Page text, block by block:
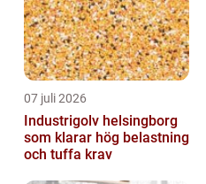
07 juli 2026
Industrigolv helsingborg
som klarar hög belastning
och tuffa krav